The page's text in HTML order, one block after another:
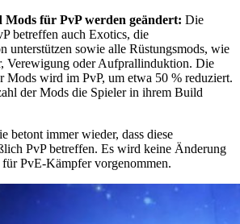
Mods für PvP werden geändert: Die
betreffen auch Exotics, die
unterstützen sowie alle Rüstungsmods, wie
Verewigung oder Aufprallinduktion. Die
Mods wird im PvP, um etwa 50 % reduziert.
der Mods die Spieler in ihrem Build
betont immer wieder, dass diese
PvP betreffen. Es wird keine Änderung
PvE-Kämpfer vorgenommen.